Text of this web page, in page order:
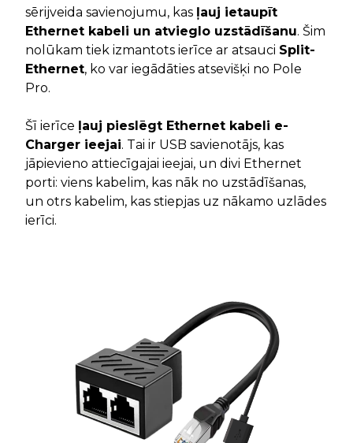
sērijveida savienojumu, kas ļauj ietaupīt
Ethernet kabeli un atvieglo uzstādīšanu. Šim
nolūkam tiek izmantots ierīce ar atsauci Split-
Ethernet, ko var iegādāties atsevišķi no Pole
Pro.
Šī ierīce ļauj pieslēgt Ethernet kabeli e-
Charger ieejai. Tai ir USB savienotājs, kas
jāpievieno attiecīgajai ieejai, un divi Ethernet
porti: viens kabelim, kas nāk no uzstādīšanas,
un otrs kabelim, kas stiepjas uz nākamo uzlādes
ierīci.